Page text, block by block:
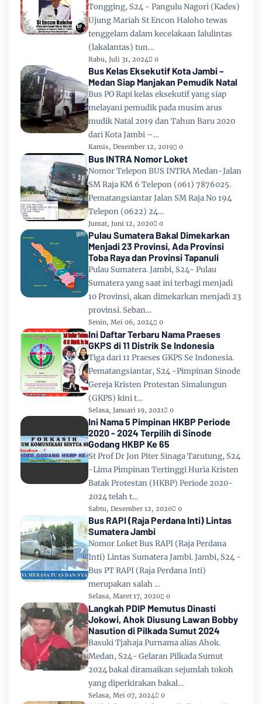
Tongging, S24 - Pangulu Nagori (Kades)
Ujung Mariah St Encon Haloho tewas
tenggelam dalam kecelakaan lalulintas
(lakalantas) tun…
Rabu, Juli 31, 2024 0
Bus Kelas Eksekutif Kota Jambi –
Medan Siap Manjakan Pemudik Natal
Bus PO Rapi kelas eksekutif yang siap
melayani pemudik pada musim arus
mudik Natal 2019 dan Tahun Baru 2020
dari Kota Jambi –…
Kamis, Desember 12, 2019 0
Bus INTRA Nomor Loket
Nomor Telepon BUS INTRA Medan-Jalan
SM Raja KM 6 Telepon (061) 7876025.
Pematangsiantar Jalan SM Raja No 194
Telepon (0622) 24…
Jumat, Juni 12, 2020 0
Pulau Sumatera Bakal Dimekarkan
Menjadi 23 Provinsi, Ada Provinsi
Toba Raya dan Provinsi Tapanuli
Pulau Sumatera. Jambi, S24- Pulau
Sumatera yang saat ini terbagi menjadi
10 Provinsi, akan dimekarkan menjadi 23
provinsi. Seban…
Senin, Mei 06, 2024 0
Ini Daftar Terbaru Nama Praeses
GKPS di 11 Distrik Se Indonesia
Tiga dari 11 Praeses GKPS Se Indonesia.
Pematangsiantar, S24 -Pimpinan Sinode
Gereja Kristen Protestan Simalungun
(GKPS) kini t…
Selasa, Januari 19, 2021 0
Ini Nama 5 Pimpinan HKBP Periode
2020 - 2024 Terpilih di Sinode
Godang HKBP Ke 65
St Prof Dr Jon Piter Sinaga Tarutung, S24
-Lima Pimpinan Tertinggi Huria Kristen
Batak Protestan (HKBP) Periode 2020-
2024 telah t…
Sabtu, Desember 12, 2020 0
Bus RAPI (Raja Perdana Inti) Lintas
Sumatera Jambi
Nomor Loket Bus RAPI (Raja Perdana
Inti) Lintas Sumatera Jambi. Jambi, S24 -
Bus PT RAPI (Raja Perdana Inti)
merupakan salah …
Selasa, Maret 17, 2020 0
Langkah PDIP Memutus Dinasti
Jokowi, Ahok Diusung Lawan Bobby
Nasution di Pilkada Sumut 2024
Basuki Tjahaja Purnama alias Ahok.
Medan, S24- Gelaran Pilkada Sumut
2024 bakal diramaikan sejumlah tokoh
yang diperkirakan bakal…
Selasa, Mei 07, 2024 0